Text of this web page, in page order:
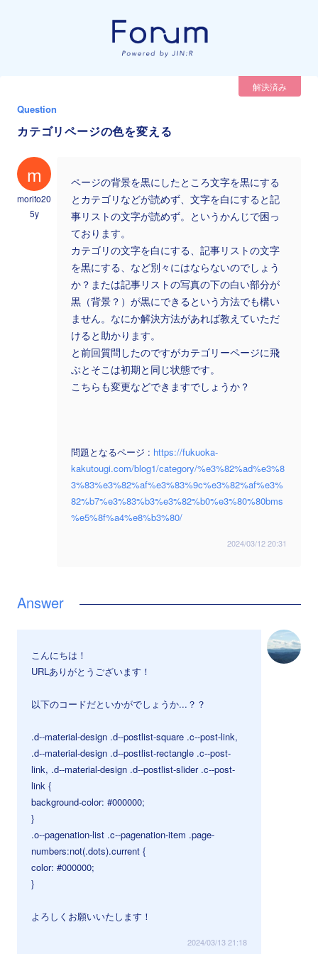
解決済み
Question
カテゴリページの色を変える
m
morito20
5y
ページの背景を黒にしたところ文字を黒にする
とカテゴリなどが読めず、文字を白にすると記
事リストの文字が読めず。というかんじで困っ
ております。
カテゴリの文字を白にする、記事リストの文字
を黒にする、など別々にはならないのでしょう
か？または記事リストの写真の下の白い部分が
黒（背景？）が黒にできるという方法でも構い
ません。なにか解決方法があれば教えていただ
けると助かります。
と前回質問したのですがカテゴリーページに飛
ぶとそこは初期と同じ状態です。
こちらも変更などできますでしょうか？
問題となるページ : https://fukuoka-
kakutougi.com/blog1/category/%e3%82%ad%e3%8
3%83%e3%82%af%e3%83%9c%e3%82%af%e3%
82%b7%e3%83%b3%e3%82%b0%e3%80%80bms
%e5%8f%a4%e8%b3%80/
2024/03/12 20:31
こんにちは！
URLありがとうございます！
以下のコードだといかがでしょうか...？？
.d--material-design .d--postlist-square .c--post-link,
.d--material-design .d--postlist-rectangle .c--post-
link, .d--material-design .d--postlist-slider .c--post-
link {
background-color: #000000;
}
.o--pagenation-list .c--pagenation-item .page-
numbers:not(.dots).current {
color: #000000;
}
よろしくお願いいたします！
2024/03/13 21:18